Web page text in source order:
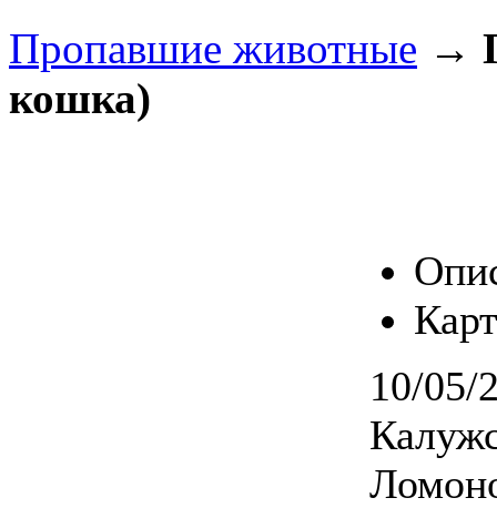
Пропавшие животные →
кошка)
10/05/